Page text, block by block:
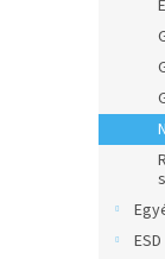
ESD